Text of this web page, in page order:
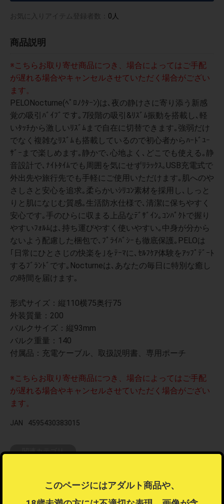
お気に入りアイテム登録者数： 0人
商品説明
※こちらお取り寄せ商品につき、場合によってはご手配
が遅れる場合やキャンセルさせていただく場合がござい
ます。
PELONocturne(ﾍﾟﾛﾉｸﾀｰﾝ)は､夜の静けさに寄り添う新感
覚の吸引ﾊﾞｲﾌﾞです｡7段階の吸引&ﾘｽﾞﾑ振動を搭載し､軽
いﾀｯﾁから激しいﾘｽﾞﾑまで自在に切替できます｡強弱だけ
でなく複雑なﾘｽﾞﾑも搭載しているので初心者からﾊｰﾄﾞﾕｰ
ｻﾞｰまで楽しめます｡静かで､心地よく､どこでも使える｡静
音設計で､ﾅｲﾄﾀｲﾑでも周囲を気にせずﾘﾗｯｸｽ｡USB充電式で
外出先や旅行先でも手軽にご使用いただけます｡肌へのや
さしさと安心を追求｡柔らかいｼﾘｺﾝ素材を採用し､しっと
りと肌になじむ質感｡生活防水仕様で､清潔に保ちやすく
安心です｡手のひらに収まる上品なﾃﾞｻﾞｲﾝ｡ｺﾝﾊﾟｸﾄで握り
やすいﾌｫﾙﾑは､持ち運びやすく使いやすい｡中身が分から
ないよう配慮した梱包で､ﾌﾟﾗｲﾊﾞｼｰも徹底保護｡PELOは
｢日常にひとさじの快楽を｣をﾃｰﾏに､ｾﾙﾌｹｱ体験をｱｯﾌﾟﾃﾞｰﾄ
するﾌﾞﾗﾝﾄﾞです｡Nocturneは､あなたの毎日に特別な癒し
の時間を届けます｡
形式サイズ：縦110横75奥行75
外装質量：200
バルクサイズ：縦93mm
バルク重量：140
付属品：充電ケーブル、取扱説明書、専用ポーチ
※こちらお取り寄せ商品につき、場合によってはご手配
が遅れる場合やキャンセルさせていただく場合がござい
ます。
JAN 4595430383015
関連カテゴリ
このページにはアダルト商品や、